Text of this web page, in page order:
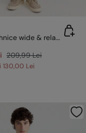
Bermude tehnice wide & relaxed fit
209,99 Lei
130,00 Lei